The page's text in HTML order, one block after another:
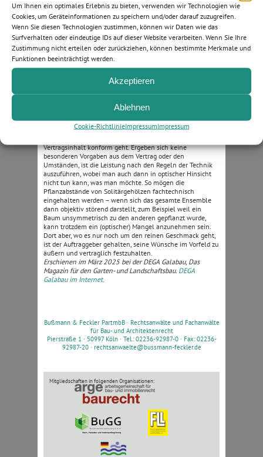
Um Ihnen ein optimales Erlebnis zu bieten, verwenden wir Technologien wie
Cookies, um Geräteinformationen zu speichern und/oder darauf zuzugreifen.
Wenn Sie diesen Technologien zustimmen, können wir Daten wie das
Surfverhalten oder eindeutige IDs auf dieser Website verarbeiten. Wenn Sie Ihre
Zustimmung nicht erteilen oder zurückziehen, können bestimmte Merkmale und
Funktionen beeinträchtigt werden.
Akzeptieren
Ablehnen
Cookie-RichtlinieImpressumImpressum
DEGA-Tipp: Vorsicht und lieber vertraglich festhalten
Mir sind viele Bauvorhaben bekannt, in denen auf optische
Mängeleinwendungen des Auftraggebers Nacharbeiten
erfolgen, weil man es ihm recht machen will. Oft wird die
Leistung dann eher verschlimmbessert und man findet sich
am Ende doch vor Gericht wieder. Der Unternehmer sollte
zwar stets kritisch mit seiner eigenen Leistung umgehen
und bei tatsächlichen Mängeln diese auch möglichst selbst
abstellen. Allerdings bedeutet das nicht, dass jeder noch so
seltsame Änderungswunsch eines Auftraggebers
umzusetzen ist. Gerade bei vermeintlich optischen
Mängeln, die nicht etwa objektiv, sondern darin begründet
liegen, dass der Auftraggeber etwas
„nicht so schön findet“, sollte man vorsichtig sein.
Es sollte stets überprüft werden, ob das
Vertragsinhalt konform geht. Ergeben sich keine
besonderen Vorgaben aus dem Vertrag oder den
Umständen, ist die Leistung nach den Regeln der Technik
auszuführen, wobei man auch dann in optischer Hinsicht
nicht tun kann, was man möchte. So mögen die
Pflanzabstände von Solitärgehölzen fachtechnisch
eingehalten werden – wenn sich das gesamte Ensemble
dann objektiv störend darstellt, zum Beispiel weil ein
Baum unsymmetrisch zu den anderen gepflanzt wurde,
kann trotzdem ein (optischer) Mangel anzunehmen sein.
Dort aber, wo es nur noch um den reinen Geschmack geht,
ist der Auftraggeber gehalten, seine Wünsche im Vorfeld zu
äußern und vertraglich festzuhalten.
Erschienen im März 2025 bei der DEGA Galabau, Das
Magazin für den Garten- und Landschaftsbau. DEGA
Galabau im Internet.
Bußmann & Feckler PartmbB · Rechtsanwälte und Fachanwälte
für Bau- und Architektenrecht
Pierstraße 1 · 50997 Köln · Tel.: 02236-92987-0 · Fax: 02236-
92987-20 · rechtsanwaelte@bussmann-feckler.de
Mitgliedschaften in folgenden Organisationen: